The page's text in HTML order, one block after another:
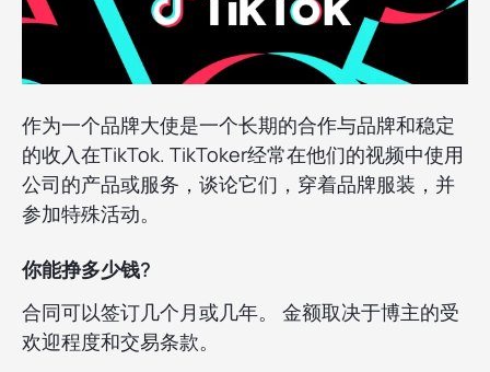
作为一个品牌大使是一个长期的合作与品牌和稳定
的收入在TikTok. TikToker经常在他们的视频中使用
公司的产品或服务，谈论它们，穿着品牌服装，并
参加特殊活动。
你能挣多少钱?
合同可以签订几个月或几年。 金额取决于博主的受
欢迎程度和交易条款。